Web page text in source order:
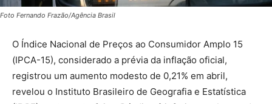
Foto Fernando Frazão/Agência Brasil
O Índice Nacional de Preços ao Consumidor Amplo 15
(IPCA-15), considerado a prévia da inflação oficial,
registrou um aumento modesto de 0,21% em abril,
revelou o Instituto Brasileiro de Geografia e Estatística